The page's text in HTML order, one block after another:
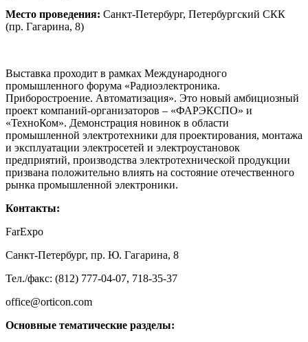
Место проведения: Санкт-Петербург, Петербургский СКК
(пр. Гагарина, 8)
Выставка проходит в рамках Международного
промышленного форума «Радиоэлектроника.
Приборостроение. Автоматизация». Это новый амбициозный
проект компаний-организаторов – «ФАРЭКСПО» и
«ТехноКом». Демонстрация новинок в области
промышленной электротехники для проектирования, монтажа
и эксплуатации электросетей и электроустановок
предприятий, производства электротехнической продукции
призвана положительно влиять на состояние отечественного
рынка промышленной электроники.
Контакты:
FarExpo
Санкт-Петербург, пр. Ю. Гагарина, 8
Тел./факс: (812) 777-04-07, 718-35-37
office@orticon.com
Основные тематические разделы: